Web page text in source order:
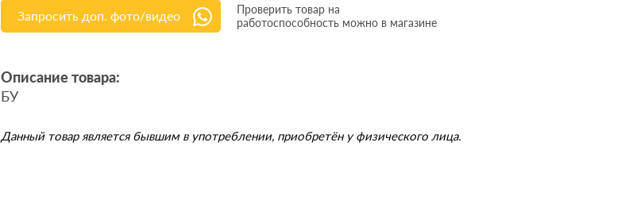
Запросить доп. фото/видео
Проверить товар на
работоспособность можно в магазине
Описание товара:
БУ
Данный товар является бывшим в употреблении, приобретён у физического лица.